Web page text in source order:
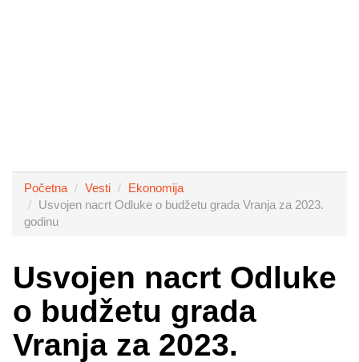
Početna Vesti
Ekonomija
Usvojen nacrt Odluke o budžetu grada Vranja za 2023.
godinu
Usvojen nacrt Odluke
o budžetu grada
Vranja za 2023.